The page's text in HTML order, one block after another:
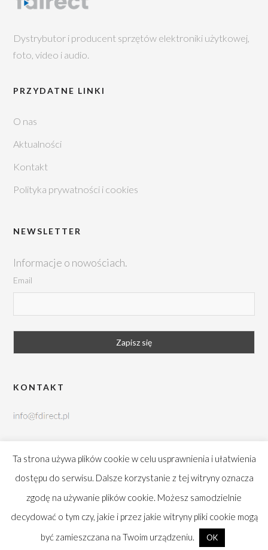
Dystrybutor i producent sprzętów elektroniki użytkowej,
foto, video i audio.
PRZYDATNE LINKI
O nas
Aktualności
Kontakt
Polityka prywatności i cookies
NEWSLETTER
Informacje o nowościach.
Email
KONTAKT
FDIRECT © 2022. All Rights Reserved.
Ta strona używa plików cookie w celu usprawnienia i ułatwienia
dostępu do serwisu. Dalsze korzystanie z tej witryny oznacza
zgodę na używanie plików cookie. Możesz samodzielnie
decydować o tym czy, jakie i przez jakie witryny pliki cookie mogą
być zamieszczana na Twoim urządzeniu.
OK